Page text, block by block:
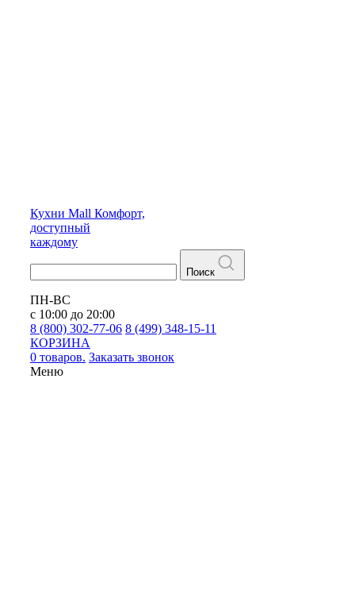
Кухни Mall Комфорт,
доступный
каждому
Поиск
ПН-ВС
с 10:00 до 20:00
8 (800) 302-77-06 8 (499) 348-15-11
КОРЗИНА
0 товаров. Заказать звонок
Меню